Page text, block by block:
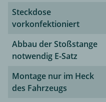
Steckdose
vorkonfektioniert
Abbau der Stoßstange
notwendig E-Satz
Montage nur im Heck
des Fahrzeugs